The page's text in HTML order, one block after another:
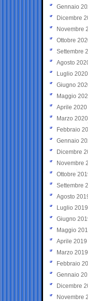
Gennaio
Dicembre
Novembre
Ottobre
Settembre
Agosto
Luglio 2020
Giugno
Maggio
Aprile 2020
Marzo 2020
Febbraio
Gennaio
Dicembre
Novembre
Ottobre
Settembre
Agosto
Luglio 2019
Giugno
Maggio
Aprile 2019
Marzo 2019
Febbraio
Gennaio
Dicembre
Novembre